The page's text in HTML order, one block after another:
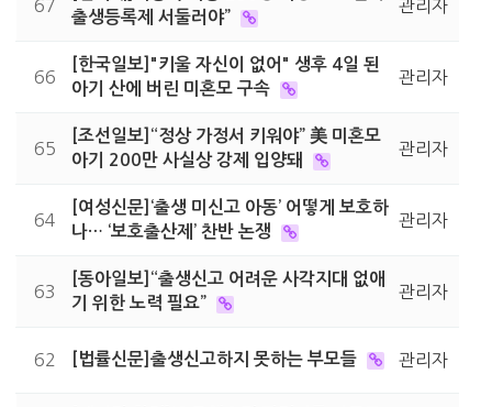
67
출생등록제 서둘러야”
관리자
66
[한국일보]"키울 자신이 없어" 생후 4일 된
아기 산에 버린 미혼모 구속
관리자
65
[조선일보]“정상 가정서 키워야” 美 미혼모
아기 200만 사실상 강제 입양돼
관리자
64
[여성신문]‘출생 미신고 아동’ 어떻게 보호하
나… ‘보호출산제’ 찬반 논쟁
관리자
63
[동아일보]“출생신고 어려운 사각지대 없애
기 위한 노력 필요”
관리자
62 [법률신문]출생신고하지 못하는 부모들 관리자